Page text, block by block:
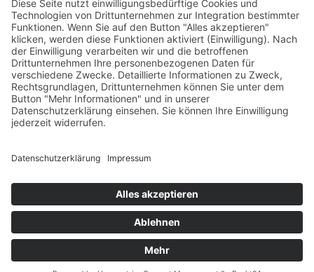
(BZ) ∎ Südtirol/Italien
Tel.+39 0472 840 182
info@ranuimuellerhof.com
∎ MwSt.-Nr.:
IT03061320218

Anfahrt
© Hotel Ranuimüllerhof ***